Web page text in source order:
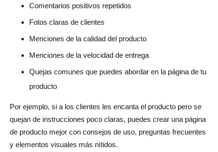
Comentarios positivos repetidos
Fotos claras de clientes
Menciones de la calidad del producto
Menciones de la velocidad de entrega
Quejas comunes que puedes abordar en la página de tu
producto
Por ejemplo, si a los clientes les encanta el producto pero se
quejan de instrucciones poco claras, puedes crear una página
de producto mejor con consejos de uso, preguntas frecuentes
y elementos visuales más nítidos.